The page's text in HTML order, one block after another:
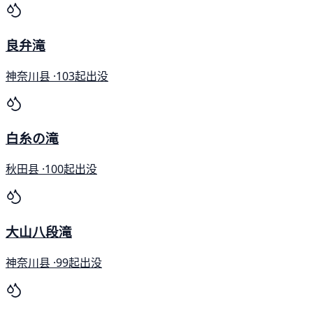
良弁滝
神奈川县 ·103起出没
白糸の滝
秋田县 ·100起出没
大山八段滝
神奈川县 ·99起出没